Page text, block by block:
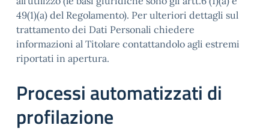
49(1)(a) del Regolamento). Per ulteriori dettagli sul
trattamento dei Dati Personali chiedere
informazioni al Titolare contattandolo agli estremi
riportati in apertura.
Processi automatizzati di
profilazione